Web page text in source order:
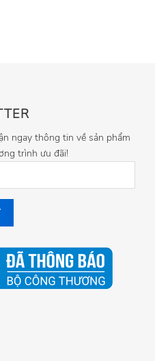
ngay thông tin về sản phẩm
trình ưu đãi!